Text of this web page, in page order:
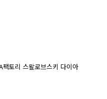
토리 스왈로브스키 다이아